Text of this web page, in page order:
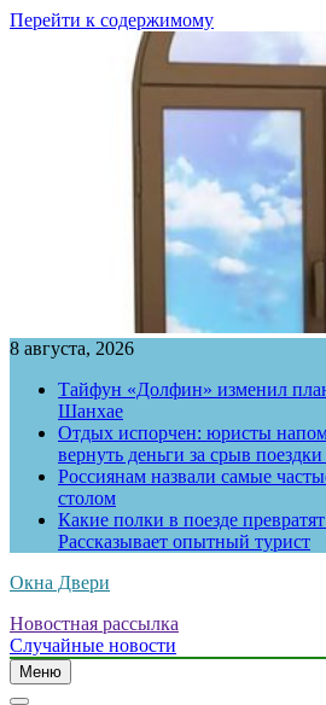
Перейти к содержимому
8 августа, 2026
Тайфун «Долфин» изменил
Шанхае
Отдых испорчен: юристы
вернуть деньги за срыв
Россиянам назвали самые
столом
Какие полки в поезде
Рассказывает опытный турист
Окна Двери
Новостная рассылка
Случайные новости
Меню